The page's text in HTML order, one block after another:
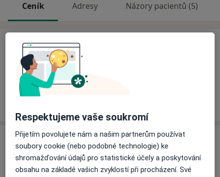
Ceník Adresy Názory pacientů (5)
Ceník
Informace o službách a cenách nejsou k dispozici
Tento specialista ještě nepřidával žádné informace o
svých službách.
Adresa
Dačice
Antonínská 85/II, Dačice38001
Respektujeme vaše soukromí
Přijetím povolujete nám a našim partnerům používat
soubory cookie (nebo podobné technologie) ke
shromažďování údajů pro statistické účely a poskytování
obsahu na základě vašich zvyklostí při procházení. Své